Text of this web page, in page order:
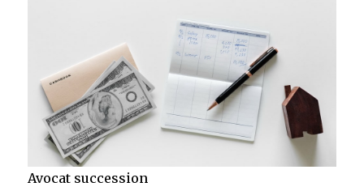
Avocat succession